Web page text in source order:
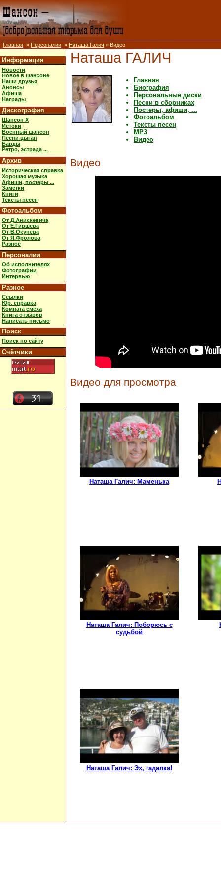
Главная » Персоналии » Наташа Галич » Видео
Информация
Новости
Новое в шансоне
Наши друзья
Анонсы
Афиша
Награды
Дискография
Шансон X
Истоки
Военный шансон
Песни цыган
Барды
Ретро, эстрада ...
Архив
Историческая справка
Хорошая музыка
Афиши, постеры ...
Заметки
Книги
Тексты песен
Фотоальбом
От Д.Анискевича
От Е.Гиршева
От В.Окунева
От Я.Фролова
Разное
Персоналии
Об исполнителях
Фотографии
Интервью
Разное
Ссылки
Юр. справка
Комната смеха
Книга отзывов
Написать письмо
Поиск
Поиск по сайту
Счётчики
Наташа ГАЛИЧ
Главная
Биография
Персональные диски
Песни в сборниках
Постеры, афиши, ...
Фотоальбом
Тексты песен
MP3
Видео
Видео
Видео для просмотра
Наташа Галич: Маменька
Наташа Галич: Поборюсь с
судьбой
Наташа Галич: Эх, гадалка!